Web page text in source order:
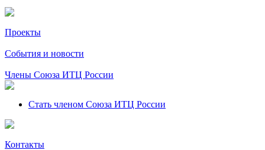
Проекты
События и новости
Члены Союза ИТЦ России
Стать членом Союза ИТЦ России
Контакты